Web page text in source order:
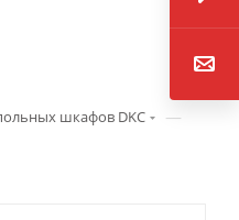
шкафов DKC —